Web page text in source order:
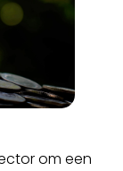
om een